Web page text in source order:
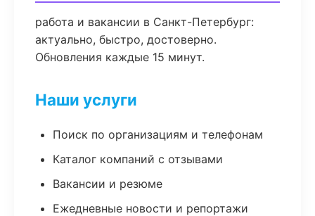
работа и вакансии в Санкт-Петербург:
актуально, быстро, достоверно.
Обновления каждые 15 минут.
Наши услуги
Поиск по организациям и телефонам
Каталог компаний с отзывами
Вакансии и резюме
Ежедневные новости и репортажи